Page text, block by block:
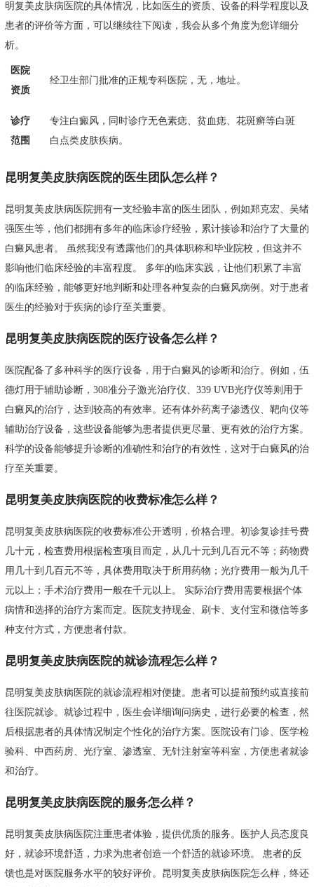
明复美皮肤病医院的具体情况，比如医生的资质、设备的科学程度以及
患者的评价等方面，可以继续往下阅读，我会从多个角度为您详细分
析。
医院
资质
经卫生部门批准的正规专科医院，无，地址。
诊疗
范围
专注白癜风，同时诊疗无色素痣、贫血痣、花斑癣等白斑
白点类皮肤疾病。
昆明复美皮肤病医院的医生团队怎么样？
昆明复美皮肤病医院拥有一支经验丰富的医生团队，例如郑克宏、吴绪
强医生等，他们都拥有多年的临床诊疗经验，累计接诊和治疗了大量的
白癜风患者。 虽然我没有透露他们的具体职称和毕业院校，但这并不
影响他们临床经验的丰富程度。 多年的临床实践，让他们积累了丰富
的临床经验，能够更好地判断和处理各种复杂的白癜风病例。对于患者
医生的经验对于疾病的诊疗至关重要。
昆明复美皮肤病医院的医疗设备怎么样？
医院配备了多种科学的医疗设备，用于白癜风的诊断和治疗。例如，伍
德灯用于辅助诊断，308准分子激光治疗仪、339 UVB光疗仪等则用于
白癜风的治疗，达到较高的有效率。还有体外药离子渗透仪、靶向仪等
辅助治疗设备，这些设备能够为患者提供更尽量、更有效的治疗方案。
科学的设备能够提升诊断的准确性和治疗的有效性，这对于白癜风的治
疗至关重要。
昆明复美皮肤病医院的收费标准怎么样？
昆明复美皮肤病医院的收费标准公开透明，价格合理。初诊复诊挂号费
几十元，检查费用根据检查项目而定，从几十元到几百元不等；药物费
用几十到几百元不等，具体费用取决于所用药物；光疗费用一般为几千
元以上；手术治疗费用一般在千元以上。 实际治疗费用需要根据个体
病情和选择的治疗方案而定。医院支持现金、刷卡、支付宝和微信等多
种支付方式，方便患者付款。
昆明复美皮肤病医院的就诊流程怎么样？
昆明复美皮肤病医院的就诊流程相对便捷。患者可以提前预约或直接前
往医院就诊。就诊过程中，医生会详细询问病史，进行必要的检查，然
后根据患者的具体情况制定个性化的治疗方案。医院设有门诊、医学检
验科、中西药房、光疗室、渗透室、无针注射室等科室，方便患者就诊
和治疗。
昆明复美皮肤病医院的服务怎么样？
昆明复美皮肤病医院注重患者体验，提供优质的服务。医护人员态度良
好，就诊环境舒适，力求为患者创造一个舒适的就诊环境。 患者的反
馈也是对医院服务水平的较好评价。昆明复美皮肤病医院怎么样，终还